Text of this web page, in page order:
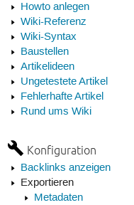
Howto anlegen
Wiki-Referenz
Wiki-Syntax
Baustellen
Artikelideen
Ungetestete Artikel
Fehlerhafte Artikel
Rund ums Wiki
Konfiguration
Backlinks anzeigen
Exportieren
Metadaten